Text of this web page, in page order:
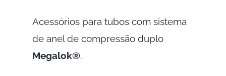
Acessórios para tubos com sistema
de anel de compressão duplo
Megalok®.